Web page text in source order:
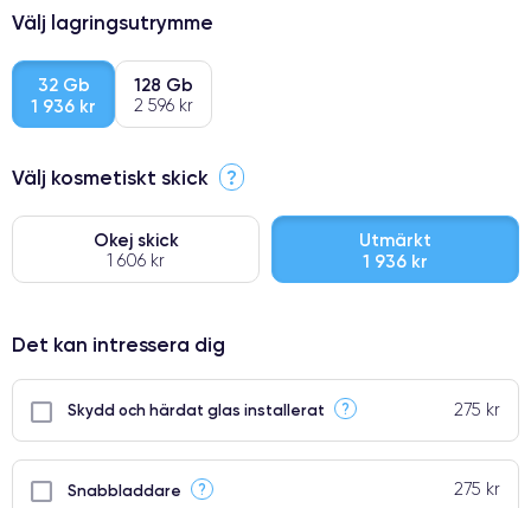
Välj lagringsutrymme
32 Gb
1 936 kr
128 Gb
2 596 kr
Välj kosmetiskt skick ?
Okej skick
1 606 kr
Utmärkt
1 936 kr
⭐ Premium
● Oklanderlig kvalitetsskärm
Det kan intressera dig
Skydd och härdat glas installerat ? 275 kr
Snabbladdare ? 275 kr